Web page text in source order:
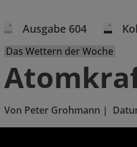
Ausgabe 604
Das Wettern der Woche
Von Peter Grohmann |